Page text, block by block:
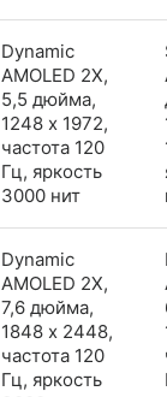
Dynamic
AMOLED 2X,
5,5 дюйма,
1248 x 1972,
частота 120
Гц, яркость
3000 нит
Dynamic
AMOLED 2X,
7,6 дюйма,
1848 x 2448,
частота 120
Гц, яркость